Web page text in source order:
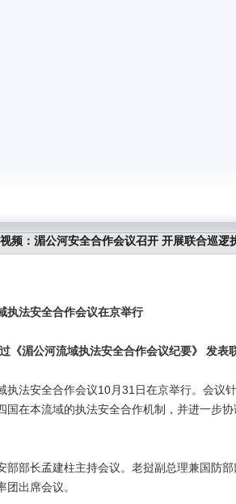
视频：湄公河安全合作会议召开 开展联合巡逻
执法安全合作会议在京举行
湄公河流域执法安全合作会议纪要》 发表
法安全合作会议10月31日在京举行。会议
国在本流域的执法安全合作机制，并进一步
部长孟建柱主持会议。老挝副总理兼国防部
出席会议。